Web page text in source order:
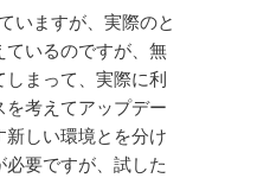
いますが、実際のと
いるのですが、無
まって、実際に利
考えてアップデー
しい環境とを分け
要ですが、試した